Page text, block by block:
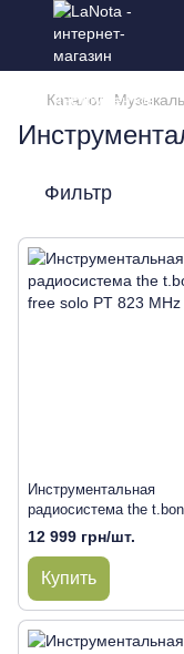
Каталог
Фильтр
Инструментальная
радиосистема the
solo PT 823 MHz
12 999 грн/шт.
Купить